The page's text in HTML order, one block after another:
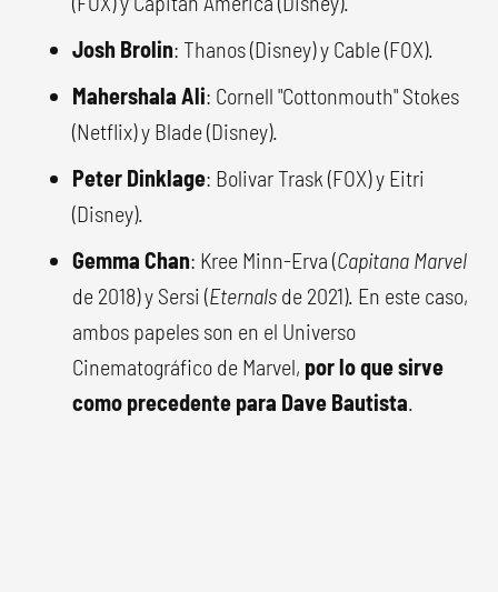
Josh Brolin: Thanos (Disney) y Cable (FOX).
Mahershala Ali: Cornell "Cottonmouth" Stokes
(Netflix) y Blade (Disney).
Peter Dinklage: Bolivar Trask (FOX) y Eitri
(Disney).
Gemma Chan: Kree Minn-Erva (Capitana Marvel
de 2018) y Sersi (Eternals de 2021). En este caso,
ambos papeles son en el Universo
Cinematográfico de Marvel, por lo que sirve
como precedente para Dave Bautista.